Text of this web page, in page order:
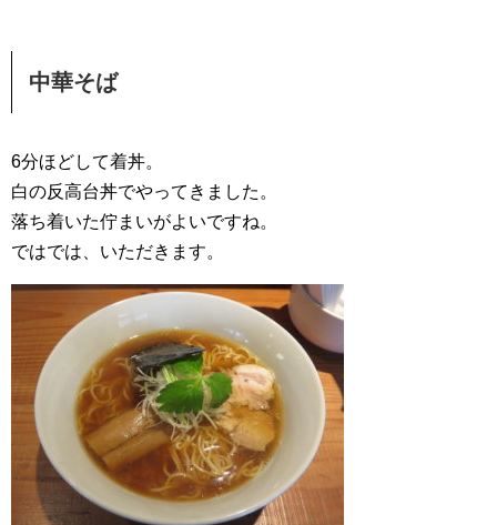
中華そば
6分ほどして着丼。
白の反高台丼でやってきました。
落ち着いた佇まいがよいですね。
ではでは、いただきます。